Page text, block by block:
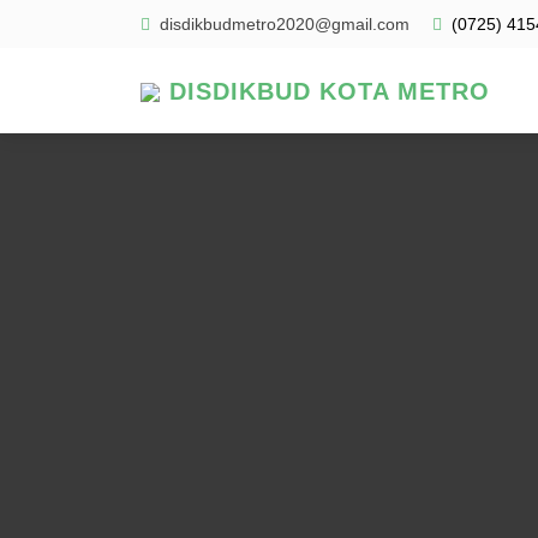
disdikbudmetro2020@gmail.com (0725)
DISDIKBUD KOTA METRO